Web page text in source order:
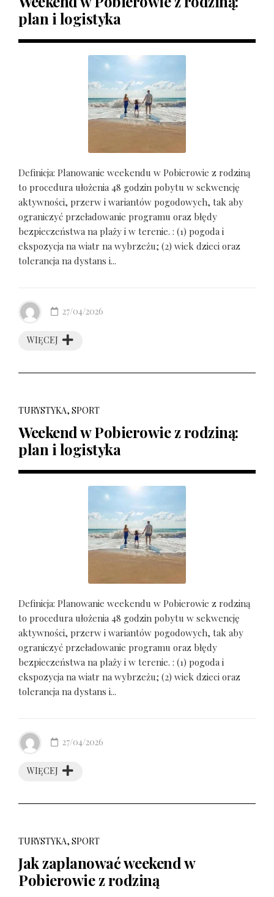
plan i logistyka
Definicja: Planowanie weekendu w Pobierowie z rodziną
to procedura ułożenia 48 godzin pobytu w sekwencję
aktywności, przerw i wariantów pogodowych, tak aby
ograniczyć przeładowanie programu oraz błędy
bezpieczeństwa na plaży i w terenie. : (1) pogoda i
ekspozycja na wiatr na wybrzeżu; (2) wiek dzieci oraz
tolerancja na dystans i...
WIĘCEJ
27/04/2026
TURYSTYKA, SPORT
Weekend w Pobierowie z rodziną:
plan i logistyka
Definicja: Planowanie weekendu w Pobierowie z rodziną
to procedura ułożenia 48 godzin pobytu w sekwencję
aktywności, przerw i wariantów pogodowych, tak aby
ograniczyć przeładowanie programu oraz błędy
bezpieczeństwa na plaży i w terenie. : (1) pogoda i
ekspozycja na wiatr na wybrzeżu; (2) wiek dzieci oraz
tolerancja na dystans i...
WIĘCEJ
27/04/2026
TURYSTYKA, SPORT
Jak zaplanować weekend w
Pobierowie z rodziną